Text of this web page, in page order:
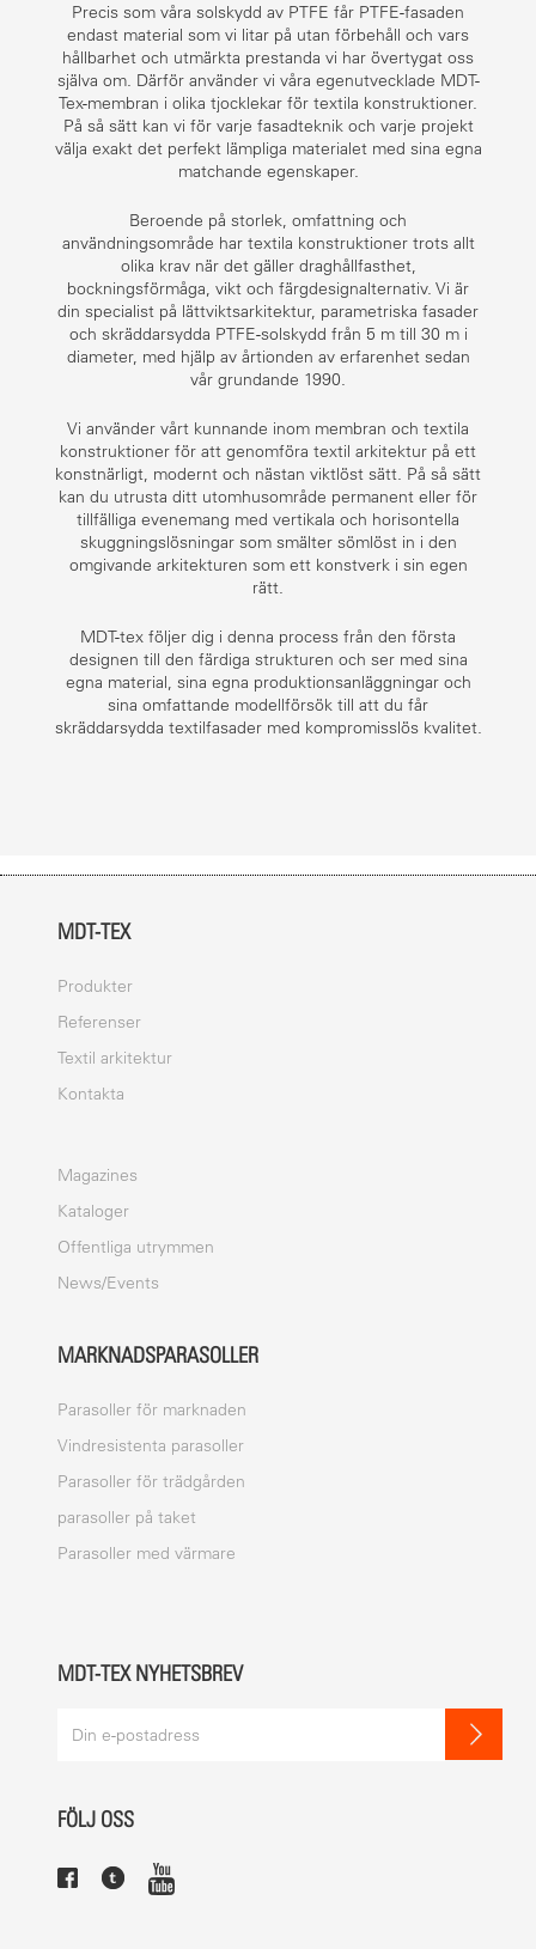
Precis som våra solskydd av PTFE får PTFE-fasaden
endast material som vi litar på utan förbehåll och vars
hållbarhet och utmärkta prestanda vi har övertygat oss
själva om. Därför använder vi våra egenutvecklade MDT-
Tex-membran i olika tjocklekar för textila konstruktioner.
På så sätt kan vi för varje fasadteknik och varje projekt
välja exakt det perfekt lämpliga materialet med sina egna
matchande egenskaper.
Beroende på storlek, omfattning och
användningsområde har textila konstruktioner trots allt
olika krav när det gäller draghållfasthet,
bockningsförmåga, vikt och färgdesignalternativ. Vi är
din specialist på lättviktsarkitektur, parametriska fasader
och skräddarsydda PTFE-solskydd från 5 m till 30 m i
diameter, med hjälp av årtionden av erfarenhet sedan
vår grundande 1990.
Vi använder vårt kunnande inom membran och textila
konstruktioner för att genomföra textil arkitektur på ett
konstnärligt, modernt och nästan viktlöst sätt. På så sätt
kan du utrusta ditt utomhusområde permanent eller för
tillfälliga evenemang med vertikala och horisontella
skuggningslösningar som smälter sömlöst in i den
omgivande arkitekturen som ett konstverk i sin egen
rätt.
MDT-tex följer dig i denna process från den första
designen till den färdiga strukturen och ser med sina
egna material, sina egna produktionsanläggningar och
sina omfattande modellförsök till att du får
skräddarsydda textilfasader med kompromisslös kvalitet.
MDT-TEX
Produkter
Referenser
Textil arkitektur
Kontakta
Magazines
Kataloger
Offentliga utrymmen
News/Events
MARKNADSPARASOLLER
Parasoller för marknaden
Vindresistenta parasoller
Parasoller för trädgården
parasoller på taket
Parasoller med värmare
MDT-TEX NYHETSBREV
FÖLJ OSS